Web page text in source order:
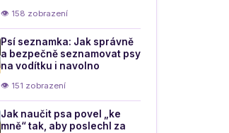
👁 158 zobrazení
Psí seznamka: Jak správně
a bezpečně seznamovat psy
na vodítku i navolno
👁 151 zobrazení
Jak naučit psa povel „ke
mně“ tak, aby poslechl za